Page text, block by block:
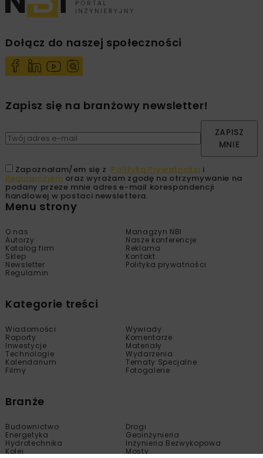
Dołącz do naszej społeczności
Zapisz się na branżowy newsletter!
ZAPISZ
MNIE
Zapoznałam/em się z Polityką Prywatności i
Regulaminem oraz wyrażam zgodę na otrzymywanie na
podany przeze mnie adres e-mail korespondencji
handlowej w postaci newslettera.
Menu strony
O nas
Managzyn NBI
Autorzy
Nasze konferencje
Katalog firm
Reklama
Sklep
Kontakt
Newsletter
Polityka prywatności
Regulamin
Kategorie treści
Wiadomości
Wywiady
Raporty
Komentarze
Inwestycje
Materiały
Technologie
Wydarzenia
Kalendarium
Tematy Specjalne
Filmy
Fotogalerie
Branże
Budownictwo
Drogi
Energetyka
Geoinżynieria
Hydrotechnika
Inżynieria Bezwykopowa
Kolej
Mosty